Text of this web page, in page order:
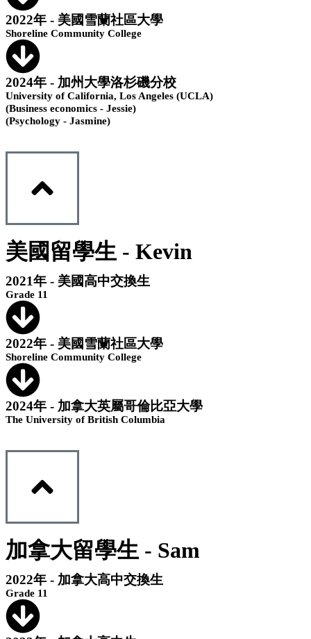
2022年 - 美國雪蘭社區大學
Shoreline Community College
2024年 - 加州大學洛杉磯分校
University of California, Los Angeles (UCLA)
(Business economics - Jessie)
(Psychology - Jasmine)
美國留學生 - Kevin
2021年 - 美國高中交換生
Grade 11
2022年 - 美國雪蘭社區大學
Shoreline Community College
2024年 - 加拿大英屬哥倫比亞大學
The University of British Columbia
加拿大留學生 - Sam
2022年 - 加拿大高中交換生
Grade 11